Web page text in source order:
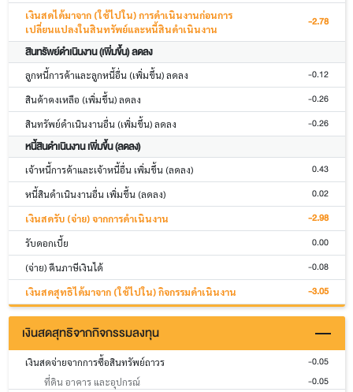
เงินสดได้มาจาก (ใช้ไปใน) การดำเนินงานก่อนการ
เปลี่ยนแปลงในสินทรัพย์และหนี้สินดำเนินงาน
-2.78
สินทรัพย์ดำเนินงาน (เพิ่มขึ้น) ลดลง
ลูกหนี้การค้าและลูกหนี้อื่น (เพิ่มขึ้น) ลดลง -0.12
สินค้าคงเหลือ (เพิ่มขึ้น) ลดลง -0.26
สินทรัพย์ดำเนินงานอื่น (เพิ่มขึ้น) ลดลง -0.26
หนี้สินดำเนินงาน เพิ่มขึ้น (ลดลง)
เจ้าหนี้การค้าและเจ้าหนี้อื่น เพิ่มขึ้น (ลดลง) 0.43
หนี้สินดำเนินงานอื่น เพิ่มขึ้น (ลดลง) 0.02
เงินสดรับ (จ่าย) จากการดำเนินงาน -2.98
รับดอกเบี้ย 0.00
(จ่าย) คืนภาษีเงินได้ -0.08
เงินสดสุทธิได้มาจาก (ใช้ไปใน) กิจกรรมดำเนินงาน -3.05
เงินสดสุทธิจากกิจกรรมลงทุน
เงินสดจ่ายจากการซื้อสินทรัพย์ถาวร -0.05
ที่ดิน อาคาร และอุปกรณ์ -0.05